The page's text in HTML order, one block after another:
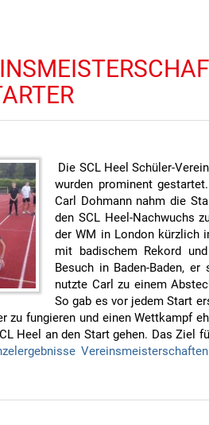
Die SCL Heel Schüler-
wurden prominent
Carl Dohmann nahm die
den SCL Heel-Nachwuchs
der WM in London kürzlich
mit badischem Rekord
Besuch in Baden-Baden,
nutzte Carl zu einem
So gab es vor jedem Start
zu fungieren und einen Wettkampf
Heel an den Start gehen. Das Ziel
Vereinsmeisterschaften